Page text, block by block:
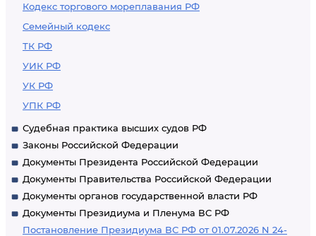
Кодекс торгового мореплавания РФ
Семейный кодекс
ТК РФ
УИК РФ
УК РФ
УПК РФ
Судебная практика высших судов РФ
Законы Российской Федерации
Документы Президента Российской Федерации
Документы Правительства Российской Федерации
Документы органов государственной власти РФ
Документы Президиума и Пленума ВС РФ
Постановление Президиума ВС РФ от 01.07.2026 N 24-